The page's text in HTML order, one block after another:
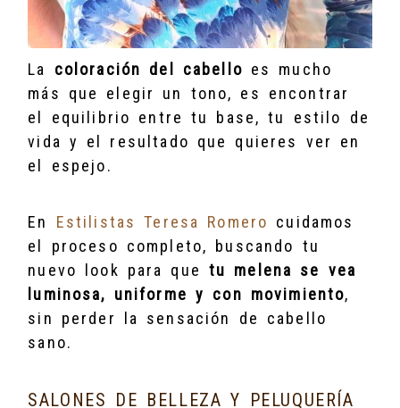
La coloración del cabello es mucho
más que elegir un tono, es encontrar
el equilibrio entre tu base, tu estilo de
vida y el resultado que quieres ver en
el espejo.
En Estilistas Teresa Romero cuidamos
el proceso completo, buscando tu
nuevo look para que tu melena se vea
luminosa, uniforme y con movimiento,
sin perder la sensación de cabello
sano.
SALONES DE BELLEZA Y PELUQUERÍA